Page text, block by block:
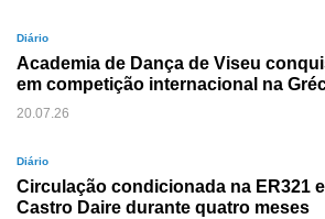
Diário
Academia de Dança de Viseu
em competição internacional na
20.07.26
Diário
Circulação condicionada na ER321
Castro Daire durante quatro meses